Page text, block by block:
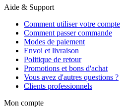
Aide & Support
Comment utiliser votre compte
Comment passer commande
Modes de paiement
Envoi et livraison
Politique de retour
Promotions et bons d'achat
Vous avez d'autres questions ?
Clients professionnels
Mon compte